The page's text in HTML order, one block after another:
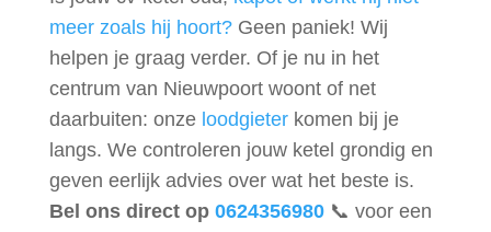
meer zoals hij hoort?Geen paniek! Wij
helpen je graag verder. Of je nu in het
centrum van Nieuwpoort woont of net
daarbuiten: onze loodgieterkomen bij je
langs. We controleren jouw ketel grondig en
geven eerlijk advies over wat het beste is.
Bel ons direct op 0624356980📞 voor een